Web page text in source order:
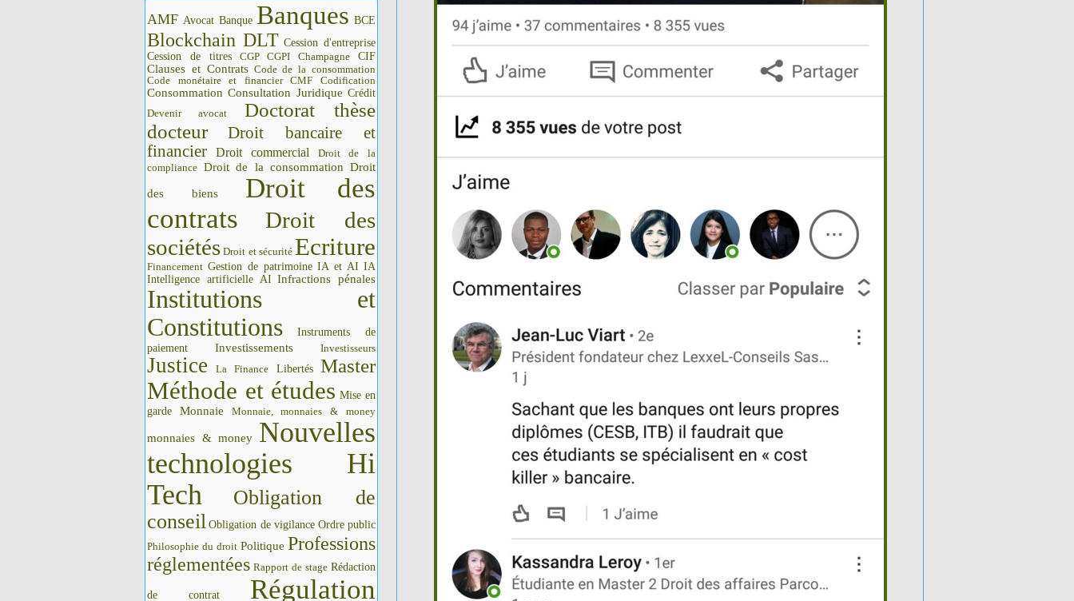
AMF Avocat Banque Banques BCE
Blockchain DLT Cession d'entreprise
Cession de titres
CGP CGPI Champagne CIF
Clauses et Contrats Code de la consommation
Code monétaire et financier CMF
Codification
Consommation Consultation Juridique Crédit
Devenir avocat
Doctorat thèse
docteur
Droit bancaire et
financier
Droit commercial
Droit de la
compliance Droit de la consommation Droit
des biens
Droit des
contrats
Droit des
sociétés Droit et sécurité Ecriture
Financement Gestion de patrimoine IA et AI IA
Intelligence artificielle AI Infractions pénales
Institutions et
Constitutions
Instruments de
paiement
Investissements Investisseurs
Justice La Finance Libertés Master
Méthode et études Mise en
garde
Monnaie Monnaie, monnaies & money
monnaies & money Nouvelles
technologies Hi
Tech
Obligation de
conseil Obligation de vigilance Ordre public
Philosophie du droit Politique Professions
réglementées Rapport de stage Rédaction
de contrat
Régulation